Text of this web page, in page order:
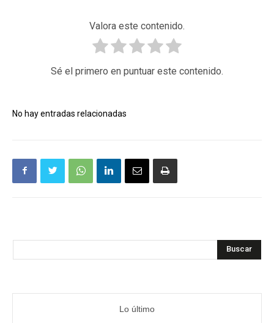
Valora este contenido.
Sé el primero en puntuar este contenido.
No hay entradas relacionadas
Buscar
Lo último